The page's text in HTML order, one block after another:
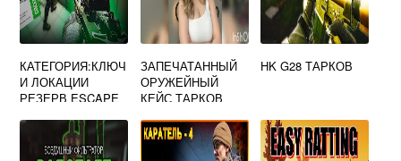
КАТЕГОРИЯ:КЛЮЧ
И ЛОКАЦИИ
РЕЗЕРВ ESCAPE
ЗАПЕЧАТАННЫЙ
ОРУЖЕЙНЫЙ
КЕЙС ТАРКОВ
HK G28 ТАРКОВ